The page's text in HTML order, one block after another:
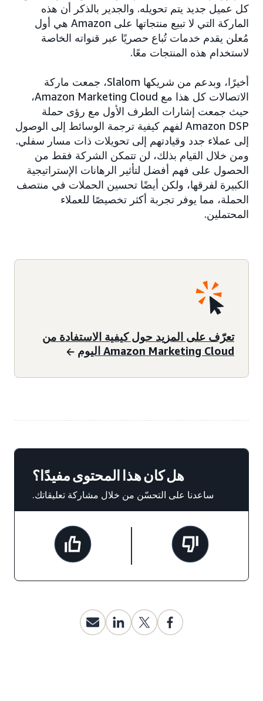
كل عميل جديد يتم تحويله. والجدير بالذكر أن هذه
الماركة التي لا تبيع منتجاتها على Amazon هي أول
مُعلن يقدم خدمات تُباع حصريًا عبر قنواته الخاصة
لاستخدام هذه المنتجات معًا.
أخيرًا، وبدعم من شريكها Slalom، جمعت ماركة
الاتصالات كل هذا مع Amazon Marketing Cloud،
حيث جمعت إشارات الطرف الأول مع رؤى حملة
Amazon DSP لفهم كيفية ترجمة الوسائط إلى الوصول
إلى عملاء جدد وقيادتهم إلى تحويلات ذات مسار سفلي.
ومن خلال القيام بذلك، لن تتمكن الشركة فقط من
الحصول على فهم أفضل لتأثير الرهانات الإستراتيجية
الكبيرة لفرقها، ولكن أيضًا تحسين الحملات في منتصف
الحملة، مما يوفر تجربة أكثر تخصيصًا للعملاء
المحتملين.
تعرّف على المزيد حول كيفية الاستفادة من
Amazon Marketing Cloud اليوم
هل كان هذا المحتوى مفيدًا؟
ساعدنا على التحسّن من خلال مشاركة تعليقاتك.